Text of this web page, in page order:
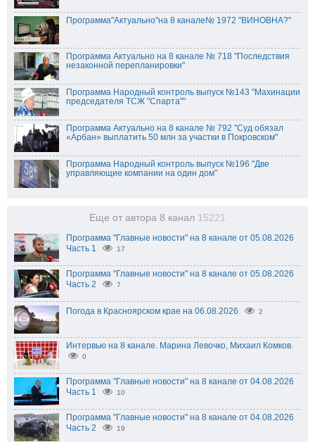
Программа"Актуально"на 8 канале№ 1972 "ВИНОВНА?"
Программа Актуально на 8 канале № 718 "Последствия
незаконной перепланировки"
Программа Народный контроль выпуск №143 "Махинации
председателя ТСЖ "Спарта""
Программа Актуально на 8 канале № 792 "Суд обязал
«Арбан» выплатить 50 млн за участки в Покровском"
Программа Народный контроль выпуск №196 "Две
управляющие компании на один дом"
Еще от автора 8 канал 15221
Программа "Главные новости" на 8 канале от 05.08.2026
Часть 1
17
Программа "Главные новости" на 8 канале от 05.08.2026
Часть 2
7
Погода в Красноярском крае на 06.08.2026 2
Интервью на 8 канале. Марина Левочко, Михаил Комков.
0
Программа "Главные новости" на 8 канале от 04.08.2026
Часть 1
10
Программа "Главные новости" на 8 канале от 04.08.2026
Часть 2
19